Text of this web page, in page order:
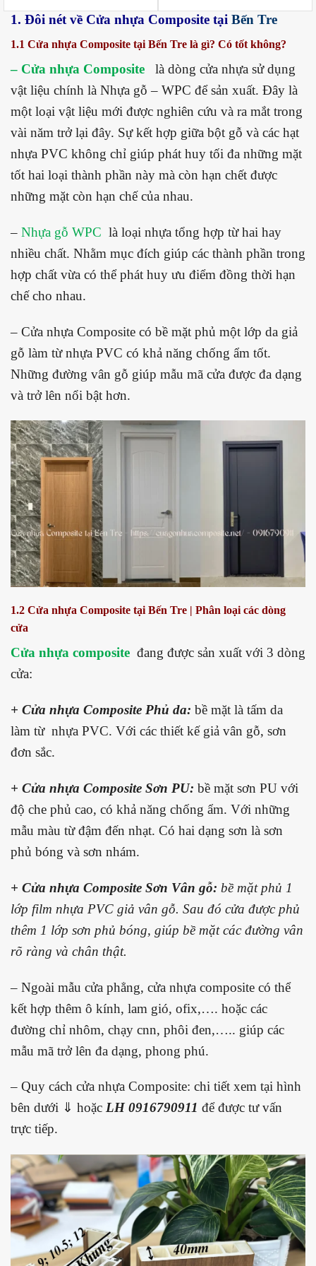
1. Đôi nét về Cửa nhựa Composite tại Bến Tre
1.1 Cửa nhựa Composite tại Bến Tre là gì? Có tốt không?
– Cửa nhựa Composite
là dòng cửa nhựa sử dụng
vật liệu chính là Nhựa gỗ – WPC để sản xuất. Đây là
một loại vật liệu mới được nghiên cứu và ra mắt trong
vài năm trở lại đây. Sự kết hợp giữa bột gỗ và các hạt
nhựa PVC không chỉ giúp phát huy tối đa những mặt
tốt hai loại thành phần này mà còn hạn chết được
những mặt còn hạn chế của nhau.
– Nhựa gỗ WPC là loại nhựa tổng hợp từ hai hay
nhiều chất. Nhằm mục đích giúp các thành phần trong
hợp chất vừa có thể phát huy ưu điểm đồng thời hạn
chế cho nhau.
– Cửa nhựa Composite có bề mặt phủ một lớp da giả
gỗ làm từ nhựa PVC có khả năng chống ẩm tốt.
Những đường vân gỗ giúp mẫu mã cửa được đa dạng
và trở lên nổi bật hơn.
1.2 Cửa nhựa Composite tại Bến Tre | Phân loại các dòng
cửa
Cửa nhựa composite đang được sản xuất với 3 dòng
cửa:
+ Cửa nhựa Composite Phủ da: bề mặt là tấm da
làm từ nhựa PVC. Với các thiết kế giả vân gỗ, sơn
đơn sắc.
+ Cửa nhựa Composite Sơn PU: bề mặt sơn PU với
độ che phủ cao, có khả năng chống ẩm. Với những
mẫu màu từ đậm đến nhạt. Có hai dạng sơn là sơn
phủ bóng và sơn nhám.
+ Cửa nhựa Composite Sơn Vân gỗ: bề mặt phủ 1
lớp film nhựa PVC giả vân gỗ. Sau đó cửa được phủ
thêm 1 lớp sơn phủ bóng, giúp bề mặt các đường vân
rõ ràng và chân thật.
– Ngoài mẫu cửa phẳng, cửa nhựa composite có thể
kết hợp thêm ô kính, lam gió, ofix,…. hoặc các
đường chỉ nhôm, chạy cnn, phôi đen,….. giúp các
mẫu mã trở lên đa dạng, phong phú.
– Quy cách cửa nhựa Composite: chi tiết xem tại hình
bên dưới ⇓ hoặc LH 0916790911 để được tư vấn
trực tiếp.